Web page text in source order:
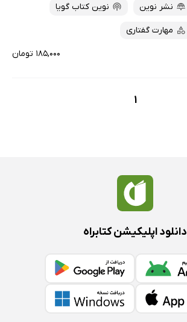
نشر نوین
نوین کتاب گویا
مهارت گفتاری
۱۸۵,۰۰۰ تومان
1
دانلود اپلیکیشن کتابراه